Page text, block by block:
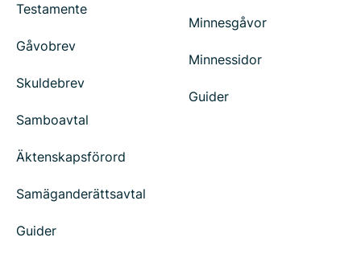
Testamente
Gåvobrev
Skuldebrev
Samboavtal
Äktenskapsförord
Samäganderättsavtal
Guider
Minnesgåvor
Minnessidor
Guider